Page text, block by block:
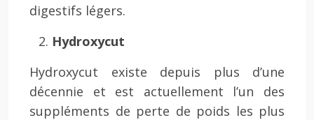
digestifs légers.
Hydroxycut
Hydroxycut existe depuis plus d’une
décennie et est actuellement l’un des
suppléments de perte de poids les plus